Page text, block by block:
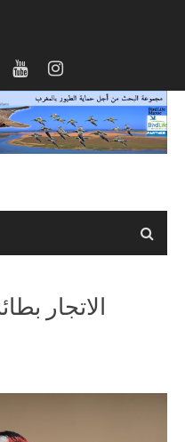
الاتجار